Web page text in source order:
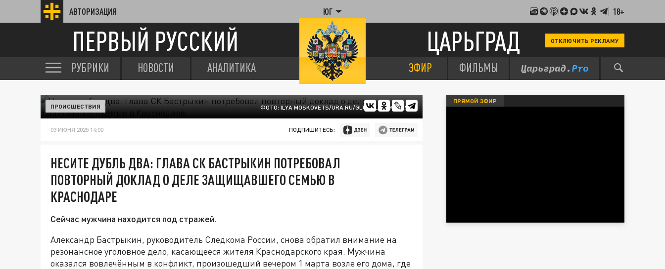
АВТОРИЗАЦИЯ ЮГ 18+
ПЕРВЫЙ РУССКИЙ ЦАРЬГРАД ОТКЛЮЧИТЬ РЕКЛАМУ
РУБРИКИ НОВОСТИ АНАЛИТИКА ЭФИР ФИЛЬМЫ
ФОТО: ILYA MOSKOVETS/URA.RU/GLOBALLOOKPRESS
ПРОИСШЕСТВИЯ
03 ИЮНЯ 2025 14:00 ПОДПИШИТЕСЬ:
НЕСИТЕ ДУБЛЬ ДВА: ГЛАВА СК БАСТРЫКИН ПОТРЕБОВАЛ
ПОВТОРНЫЙ ДОКЛАД О ДЕЛЕ ЗАЩИЩАВШЕГО СЕМЬЮ В
КРАСНОДАРЕ
Сейчас мужчина находится под стражей.
Александр Бастрыкин, руководитель Следкома России, снова обратил внимание на
резонансное уголовное дело, касающееся жителя Краснодарского края. Мужчина
оказался вовлечённым в конфликт, произошедший вечером 1 марта возле его дома, где
ПРЯМОЙ ЭФИР